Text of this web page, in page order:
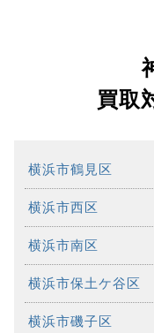
買取
横浜市鶴見区
横浜市西区
横浜市南区
横浜市保土ケ谷区
横浜市磯子区